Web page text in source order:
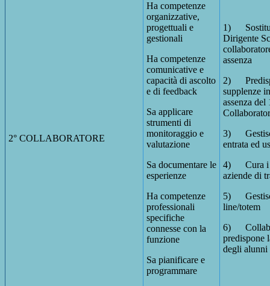
2° COLLABORATORE
Ha competenze
organizzative,
progettuali e
gestionali
Ha competenze
comunicative e
capacità di ascolto
e di feedback
Sa applicare
strumenti di
monitoraggio e
valutazione
Sa documentare le
esperienze
Ha competenze
professionali
specifiche
connesse con la
funzione
Sa pianificare e
programmare
1)
Dirigente
assenza
2)
supplenze
assenza del
3)
entrata ed
4) Cura i
aziende di
5)
line/totem
6)
predispone
degli alunni